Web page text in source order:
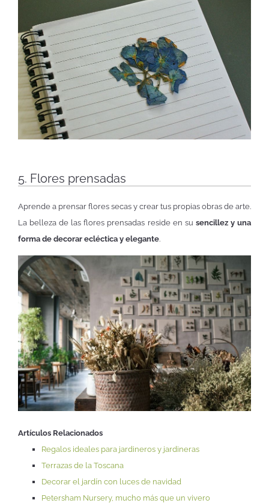
5. Flores prensadas
Aprende a prensar flores secas y crear tus propias obras de arte.
La belleza de las flores prensadas reside en su sencillez y una
forma de decorar ecléctica y elegante.
Artículos Relacionados
Regalos ideales para jardineros y jardineras
Terrazas de la Toscana
Decorar el jardín con luces de navidad
Petersham Nursery, mucho más que un vivero